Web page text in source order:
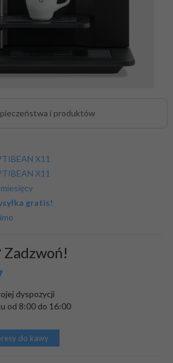
i produktów
X11
X11
gratis!
Zadzwoń!
dyspozycji
od 8:00 do 16:00
do kawy